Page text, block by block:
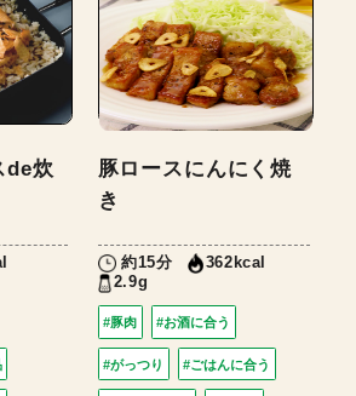
de炊
豚ロースにんにく焼
き
約15分
362kcal
2.9g
#豚肉 #お酒に合う
#がっつり #ごはんに合う